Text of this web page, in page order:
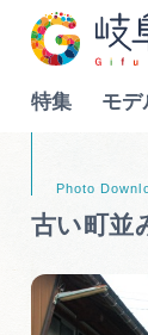
特集 モデ
特集
Language
古い町並